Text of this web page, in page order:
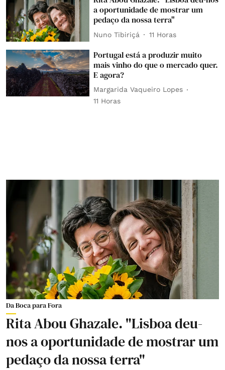
a oportunidade de mostrar um
pedaço da nossa terra"
Nuno Tibiriçá 11 Horas
Portugal está a produzir muito
mais vinho do que o mercado quer.
E agora?
Margarida Vaqueiro Lopes
11 Horas
Da Boca para Fora
Rita Abou Ghazale. "Lisboa deu-
nos a oportunidade de mostrar um
pedaço da nossa terra"